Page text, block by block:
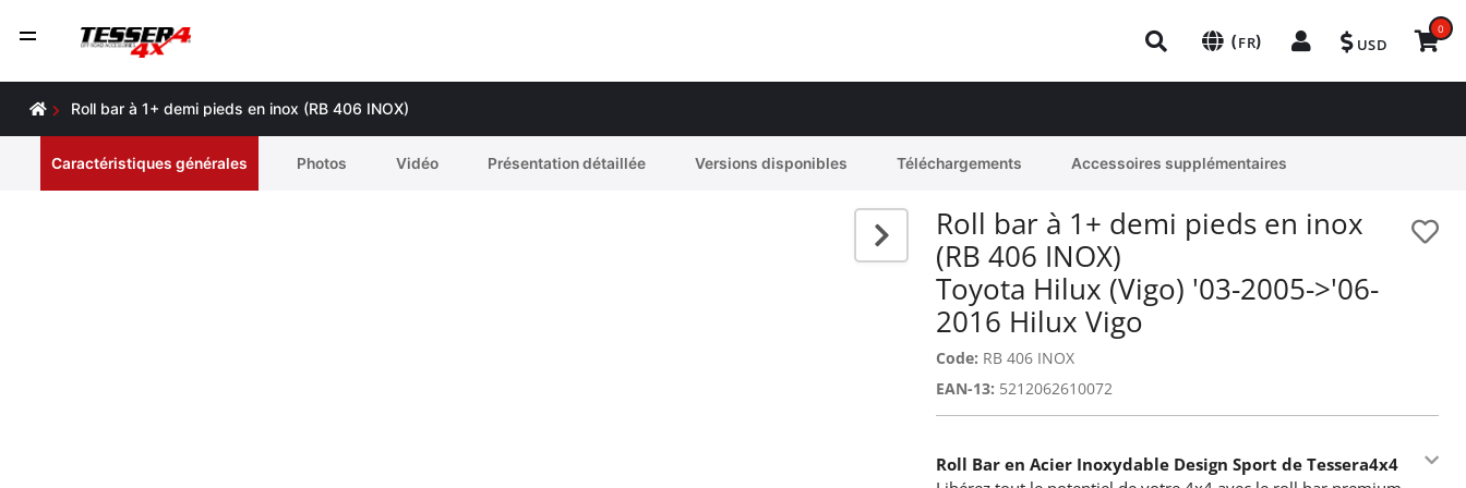
(FR) USD
0
Roll bar à 1+ demi pieds en inox (RB 406 INOX)
Caractéristiques générales Photos Vidéo Présentation détaillée Versions disponibles Téléchargements Accessoires supplémentaires
Roll bar à 1+ demi pieds en inox
(RB 406 INOX)
Toyota Hilux (Vigo) '03-2005->'06-
2016 Hilux Vigo
Code: RB 406 INOX
EAN-13: 5212062610072
Roll Bar en Acier Inoxydable Design Sport de Tessera4x4